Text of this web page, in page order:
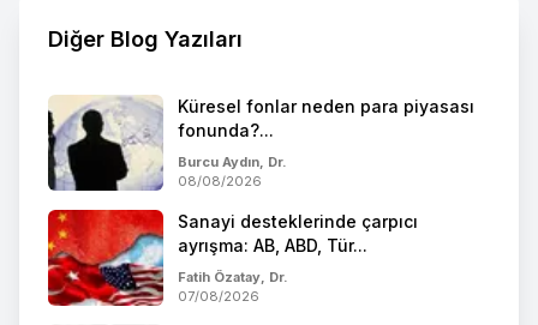
Diğer Blog Yazıları
Küresel fonlar neden para piyasası
fonunda?...
Burcu Aydın, Dr.
08/08/2026
Sanayi desteklerinde çarpıcı
ayrışma: AB, ABD, Tür...
Fatih Özatay, Dr.
07/08/2026